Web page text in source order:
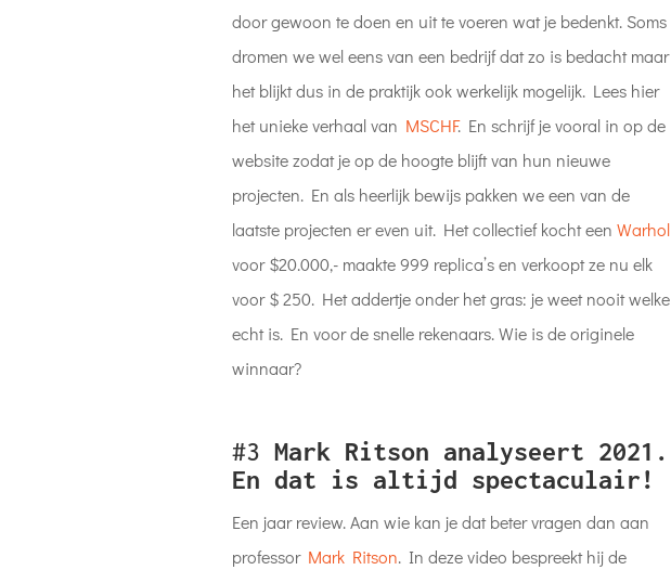
door gewoon te doen en uit te voeren wat je bedenkt. Soms
dromen we wel eens van een bedrijf dat zo is bedacht maar
het blijkt dus in de praktijk ook werkelijk mogelijk. Lees hier
het unieke verhaal van MSCHF. En schrijf je vooral in op de
website zodat je op de hoogte blijft van hun nieuwe
projecten. En als heerlijk bewijs pakken we een van de
laatste projecten er even uit. Het collectief kocht een Warhol
voor $20.000,- maakte 999 replica’s en verkoopt ze nu elk
voor $ 250. Het addertje onder het gras: je weet nooit welke
echt is. En voor de snelle rekenaars. Wie is de originele
winnaar?
#3 Mark Ritson analyseert 2021.
En dat is altijd spectaculair!
Een jaar review. Aan wie kan je dat beter vragen dan aan
professor Mark Ritson. In deze video bespreekt hij de